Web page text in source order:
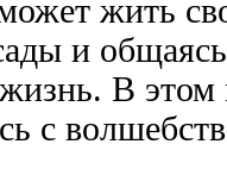
жить
и
В
с